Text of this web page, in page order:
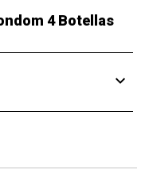
4 Botellas